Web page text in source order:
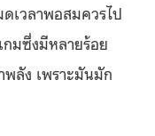
เวลาพอสมควรไป
กมซึ่งมีหลายร้อย
พลัง เพราะมันมัก